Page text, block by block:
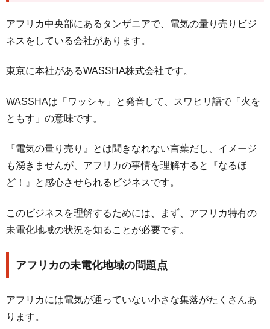
アフリカ中央部にあるタンザニアで、電気の量り売りビジ
ネスをしている会社があります。
東京に本社があるWASSHA株式会社です。
WASSHAは「ワッシャ」と発音して、スワヒリ語で「火を
ともす」の意味です。
『電気の量り売り』とは聞きなれない言葉だし、イメージ
も湧きませんが、アフリカの事情を理解すると『なるほ
ど！』と感心させられるビジネスです。
このビジネスを理解するためには、まず、アフリカ特有の
未電化地域の状況を知ることが必要です。
アフリカの未電化地域の問題点
アフリカには電気が通っていない小さな集落がたくさんあ
ります。